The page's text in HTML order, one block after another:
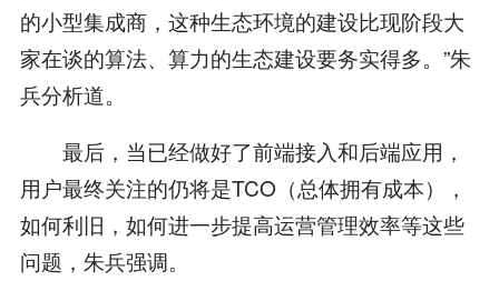
的小型集成商，这种生态环境的建设比现阶段大
家在谈的算法、算力的生态建设要务实得多。”朱
兵分析道。
最后，当已经做好了前端接入和后端应用，
用户最终关注的仍将是TCO（总体拥有成本），
如何利旧，如何进一步提高运营管理效率等这些
问题，朱兵强调。